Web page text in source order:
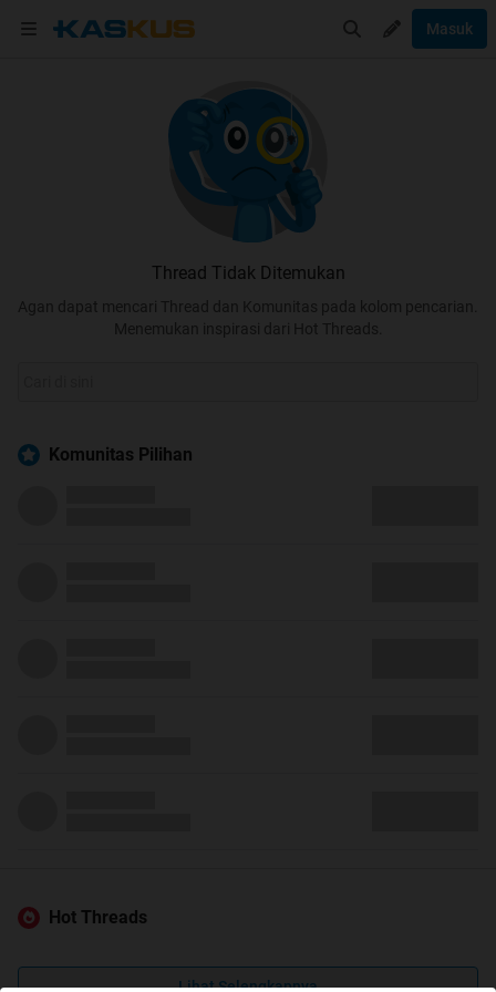
Masuk
Thread Tidak Ditemukan
Agan dapat mencari Thread dan Komunitas pada kolom pencarian.
Menemukan inspirasi dari Hot Threads.
Komunitas Pilihan
Hot Threads
Lihat Selengkapnya